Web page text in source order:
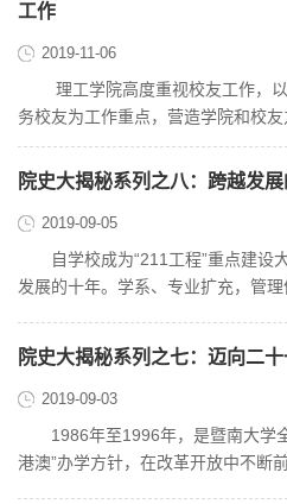
工作
2019-11-06
理工学院高度重视校友工作，
务校友为工作重点，营造学院和校
围，使校友工作与学院的...
院史大揭秘系列之八：跨越发展
2019-09-05
自学校成为“211工程”重点建设
发展的十年。学系、专业扩充，管
院史大揭秘系列之七：迈向二十
2019-09-03
1986年至1996年，是暨南大学
港澳”办学方针，在改革开放中不断